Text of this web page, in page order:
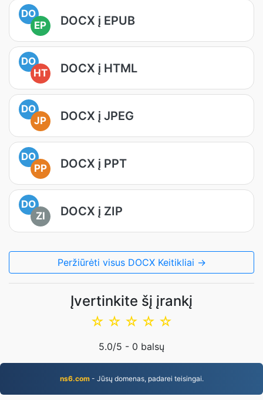
DO
EP
DOCX į EPUB
DO
HT
DOCX į HTML
DO
JP
DOCX į JPEG
DO
PP
DOCX į PPT
DO
ZI
DOCX į ZIP
Peržiūrėti visus DOCX Keitikliai →
Įvertinkite šį įrankį
☆
☆
☆
☆
☆
5.0/5 - 0 balsų
ns6.com- Jūsų domenas, padarei teisingai.